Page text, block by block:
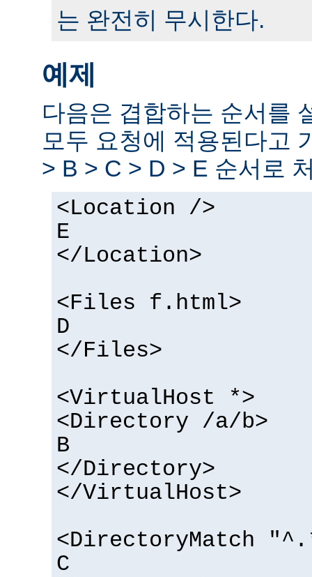
는 완전히 무시한다.
예제
다음은 겹합하는 순서를
모두 요청에 적용된다고
> B > C > D > E 순서로
<Location />
E
</Location>
<Files f.html>
D
</Files>
<VirtualHost *>
<Directory /a/b>
B
</Directory>
</VirtualHost>
<DirectoryMatch
C